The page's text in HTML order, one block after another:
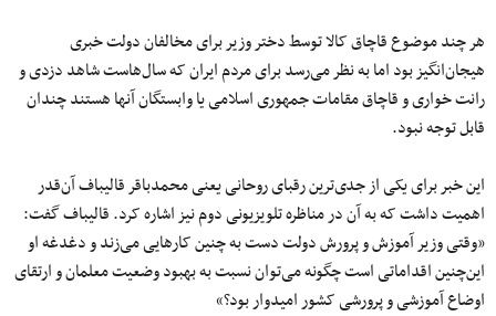
هرچندموضوع قاچاق کالا توسط دختر وزیر برای مخالفان دولت خبری
هیجان‌انگیزبود اما به نظرمی‌رسدبرای مردم ایران کهسال‌هاستشاهد دزدی و
رانتخواریو قاچاق مقامات جمهوری اسلامی یا وابستگان آنها هستند چندان
قابل توجه نبود.
این خبر برای یکی ازجدی‌ترینرقبای روحانی یعنی محمدباقر قالیبافآن‌قدر
اهمیت داشت که به آن در مناظرهتلویزیونیدومنیز اشاره کرد. قالیباف گفت:
«وقتی وزیرآموزشوپرورشدولت دست به چنین کارهایی می‌زند و دغدغه او
این‌چنیناقداماتی است چگونه می‌توان نسبت به بهبود وضعیت معلمان و ارتقای
اوضاع آموزشی و پرورشی کشور امیدوار بود؟»